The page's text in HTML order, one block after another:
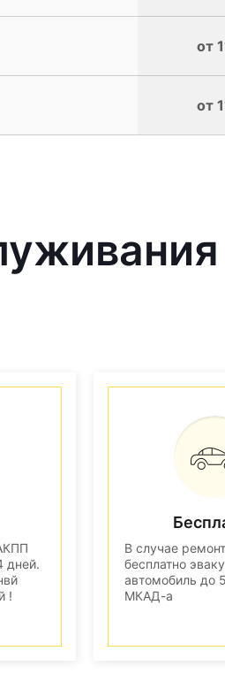
от
от
дней.
!
В случае
бесплатно
автомобиль до
МКАД-а